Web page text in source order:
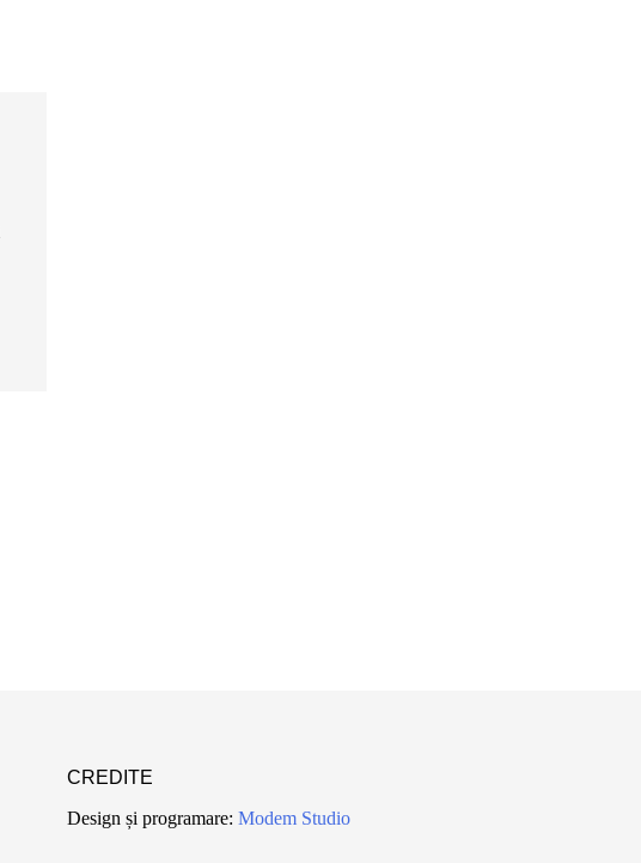
CREDITE
Design și programare: Modem Studio